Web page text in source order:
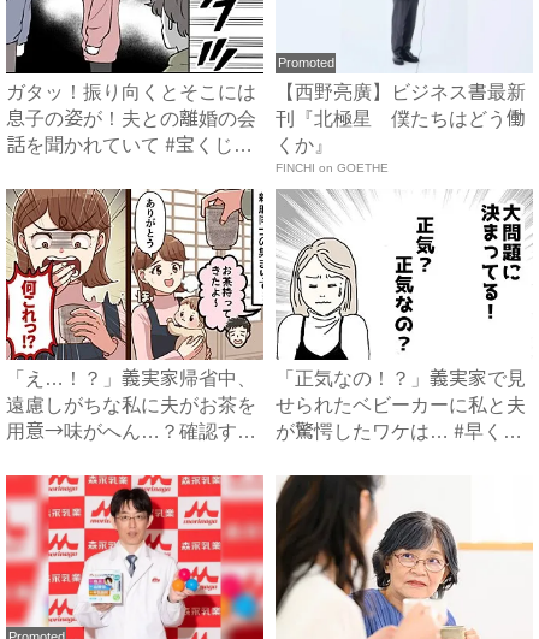
ガタッ！振り向くとそこには
息子の姿が！夫との離婚の会
話を聞かれていて #宝くじ
Promoted
【西野亮廣】ビジネス書最新
刊『北極星 僕たちはどう働
くか』
FINCHI on GOETHE
「え…！？」義実家帰省中、
遠慮しがちな私に夫がお茶を
用意→味がへん…？確認する
「正気なの！？」義実家で見
せられたベビーカーに私と夫
が驚愕したワケは… #早く